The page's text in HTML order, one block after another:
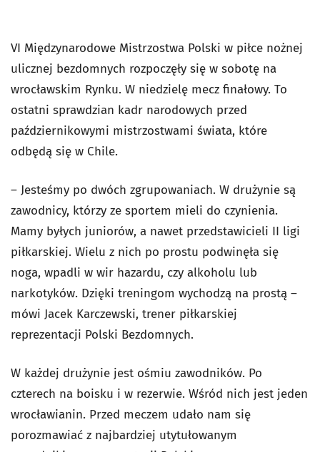
VI Międzynarodowe Mistrzostwa Polski w piłce nożnej
ulicznej bezdomnych rozpoczęły się w sobotę na
wrocławskim Rynku. W niedzielę mecz finałowy. To
ostatni sprawdzian kadr narodowych przed
październikowymi mistrzostwami świata, które
odbędą się w Chile.
– Jesteśmy po dwóch zgrupowaniach. W drużynie są
zawodnicy, którzy ze sportem mieli do czynienia.
Mamy byłych juniorów, a nawet przedstawicieli II ligi
piłkarskiej. Wielu z nich po prostu podwinęła się
noga, wpadli w wir hazardu, czy alkoholu lub
narkotyków. Dzięki treningom wychodzą na prostą –
mówi Jacek Karczewski, trener piłkarskiej
reprezentacji Polski Bezdomnych.
W każdej drużynie jest ośmiu zawodników. Po
czterech na boisku i w rezerwie. Wśród nich jest jeden
wrocławianin. Przed meczem udało nam się
porozmawiać z najbardziej utytułowanym